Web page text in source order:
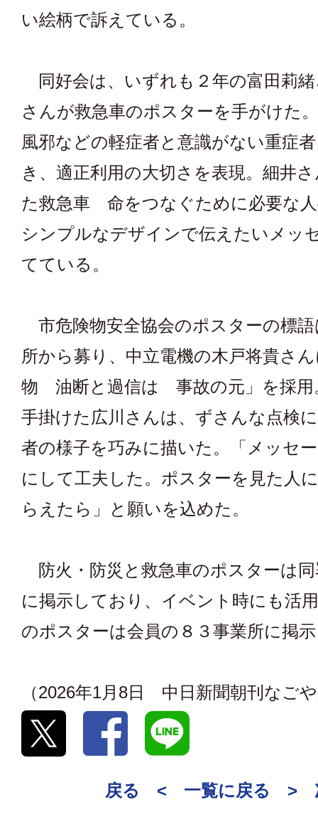
い絵柄で訴えている。
同好会は、いずれも２年の富田莉
さんが救急車のポスターを手がけた
風邪などの軽症者と意識がない重症
き、適正利用の大切さを表現。細井
た救急車 命をつなぐために必要な
シンプルなデザインで伝えたいメッ
てている。
市危険物安全協会のポスターの標語
所から募り、中立電機の木戸将貴さ
物 油断と過信は 事故の元」を採用
手掛けた広川さんは、ずさんな点検
者の様子を巧みに描いた。「メッセ
にして工夫した。ポスターを見た人
らえたら」と願いを込めた。
防火・防災と救急車のポスターは
に掲示しており、イベント時にも活
のポスターは会員の８３事業所に掲
（2026年1月8日 中日新聞朝刊なご
戻る < 一覧に戻る >